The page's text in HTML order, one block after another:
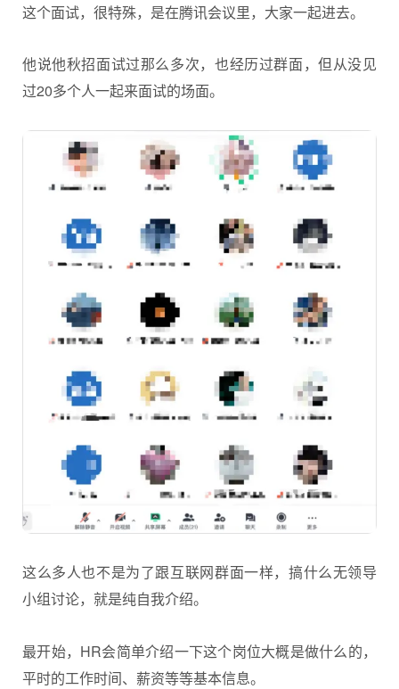
这个面试，很特殊，是在腾讯会议里，大家一起进去。
他说他秋招面试过那么多次，也经历过群面，但从没见
过20多个人一起来面试的场面。
这么多人也不是为了跟互联网群面一样，搞什么无领导
小组讨论，就是纯自我介绍。
最开始，HR会简单介绍一下这个岗位大概是做什么的，
平时的工作时间、薪资等等基本信息。